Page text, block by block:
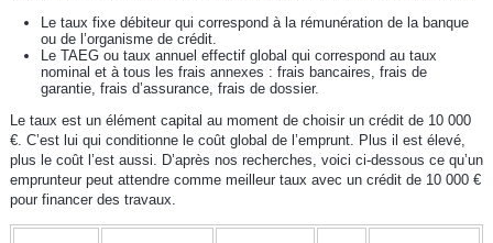
Le taux fixe débiteur qui correspond à la rémunération de la banque
ou de l’organisme de crédit.
Le TAEG ou taux annuel effectif global qui correspond au taux
nominal et à tous les frais annexes : frais bancaires, frais de
garantie, frais d’assurance, frais de dossier.
Le taux est un élément capital au moment de choisir un crédit de 10 000
€. C’est lui qui conditionne le coût global de l’emprunt. Plus il est élevé,
plus le coût l’est aussi. D’après nos recherches, voici ci-dessous ce qu’un
emprunteur peut attendre comme meilleur taux avec un crédit de 10 000 €
pour financer des travaux.